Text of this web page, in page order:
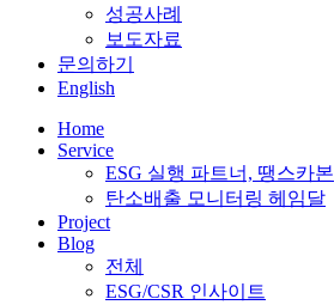
성공사례
보도자료
문의하기
English
Home
Service
ESG 실행 파트너, 땡스카본
탄소배출 모니터링 헤임달
Project
Blog
전체
ESG/CSR 인사이트